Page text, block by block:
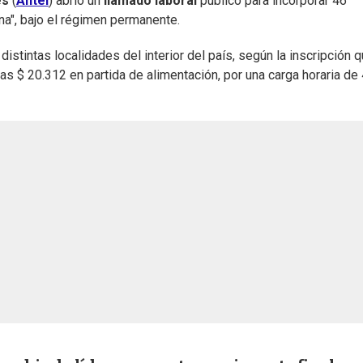
bajo el régimen permanente.
localidades del interior del país, según la inscripción
$ 20.312 en partida de alimentación, por una carga horaria de